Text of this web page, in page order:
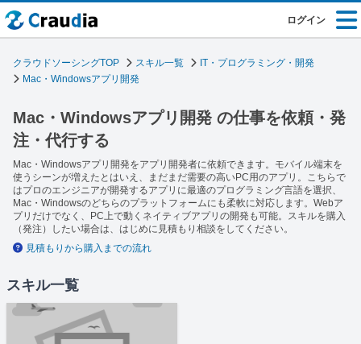
ログイン
クラウドソーシングTOP スキル一覧
IT・プログラミング・開発
Mac・Windowsアプリ開発
Mac・Windowsアプリ開発 の仕事を依頼・発
注・代行する
Mac・Windowsアプリ開発をアプリ開発者に依頼できます。モバイル端末を
使うシーンが増えたとはいえ、まだまだ需要の高いPC用のアプリ。こちらで
はプロのエンジニアが開発するアプリに最適のプログラミング言語を選択、
Mac・Windowsのどちらのプラットフォームにも柔軟に対応します。Webア
プリだけでなく、PC上で動くネイティブアプリの開発も可能。スキルを購入
（発注）したい場合は、はじめに見積もり相談をしてください。
見積もりから購入までの流れ
スキル一覧